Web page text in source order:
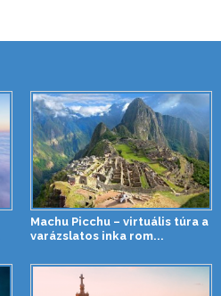
Machu Picchu – virtuális túra a
varázslatos inka rom...